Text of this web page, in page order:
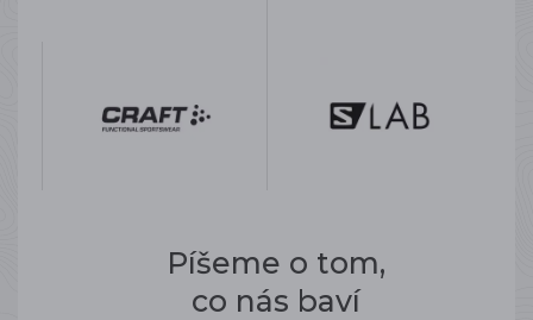
Píšeme o tom,
co nás baví